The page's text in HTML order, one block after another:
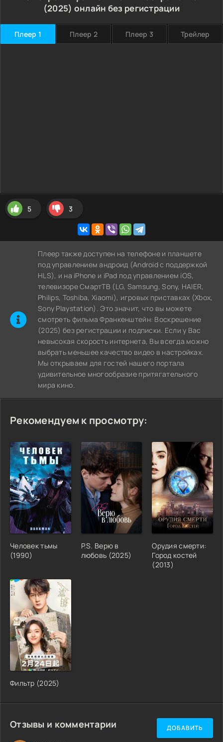
(2025) онлайн без регистрации
Плеер 1 Плеер 2 Плеер 3 Трейлер
5 3
Плеер также доступен на телефоне и планшете
под управлением андроид (Android с поддержкой
HLS), и на iPhone и iPad под управлением iOS,
телевизоре СмартТВ (LG, Samsung, Sony, HAIER,
Philips, Toshiba, Xiaomi), игровых приставках (Xbox,
Sony Playstation). Это значит, что вы можете
cмотреть фильма Франкенштейн: Воскрешение
(2025) без регистрации и подписки. Если у Вас
невысокая скорость интернета, Вы всегда можно
выбрать меньшее качество видео в настройках.
Мы открываем для гостей нашего портала
удивительное многообразие притягательного
мира кино.
Рекомендуем к просмотру:
Человек тьмы
(1990)
P.S. Верю в
любовь (2025)
Орудия смерти:
Город костей
(2013)
Фильтр (2025)
Отзывы и комментарии ДОБАВИТЬ